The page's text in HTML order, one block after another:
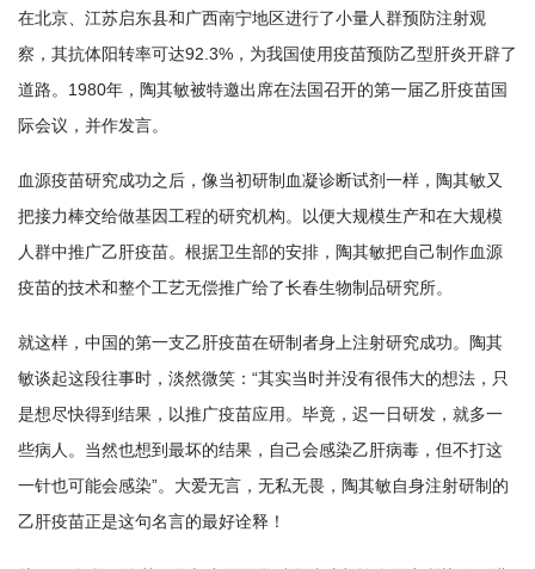
在北京、江苏启东县和广西南宁地区进行了小量人群预防注射观
察，其抗体阳转率可达92.3%，为我国使用疫苗预防乙型肝炎开辟了
道路。1980年，陶其敏被特邀出席在法国召开的第一届乙肝疫苗国
际会议，并作发言。
血源疫苗研究成功之后，像当初研制血凝诊断试剂一样，陶其敏又
把接力棒交给做基因工程的研究机构。以便大规模生产和在大规模
人群中推广乙肝疫苗。根据卫生部的安排，陶其敏把自己制作血源
疫苗的技术和整个工艺无偿推广给了长春生物制品研究所。
就这样，中国的第一支乙肝疫苗在研制者身上注射研究成功。陶其
敏谈起这段往事时，淡然微笑：“其实当时并没有很伟大的想法，只
是想尽快得到结果，以推广疫苗应用。毕竟，迟一日研发，就多一
些病人。当然也想到最坏的结果，自己会感染乙肝病毒，但不打这
一针也可能会感染”。大爱无言，无私无畏，陶其敏自身注射研制的
乙肝疫苗正是这句名言的最好诠释！